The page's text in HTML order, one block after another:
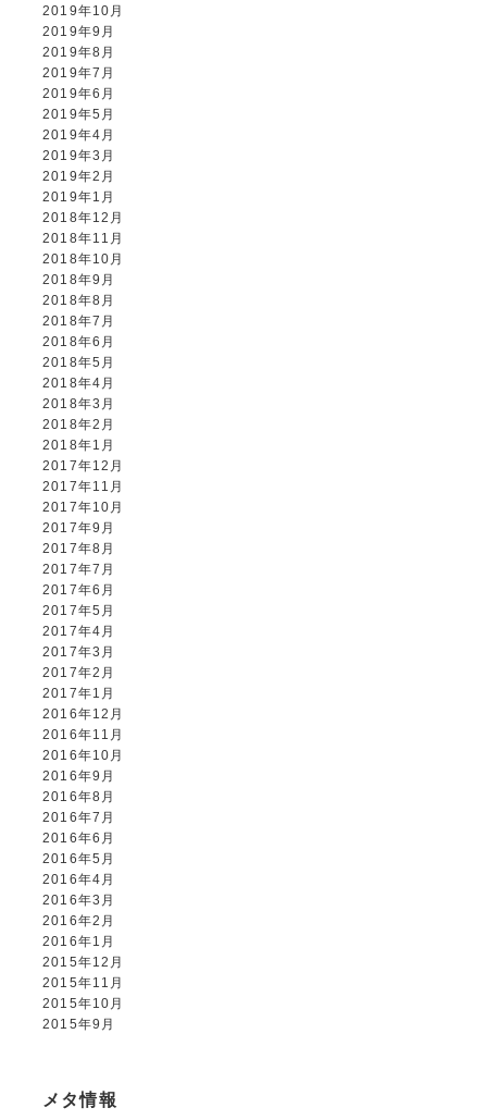
2019年10月
2019年9月
2019年8月
2019年7月
2019年6月
2019年5月
2019年4月
2019年3月
2019年2月
2019年1月
2018年12月
2018年11月
2018年10月
2018年9月
2018年8月
2018年7月
2018年6月
2018年5月
2018年4月
2018年3月
2018年2月
2018年1月
2017年12月
2017年11月
2017年10月
2017年9月
2017年8月
2017年7月
2017年6月
2017年5月
2017年4月
2017年3月
2017年2月
2017年1月
2016年12月
2016年11月
2016年10月
2016年9月
2016年8月
2016年7月
2016年6月
2016年5月
2016年4月
2016年3月
2016年2月
2016年1月
2015年12月
2015年11月
2015年10月
2015年9月
メタ情報